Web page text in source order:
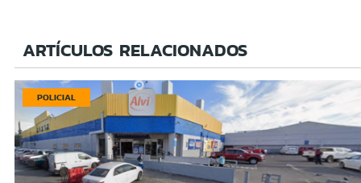
ARTÍCULOS RELACIONADOS
POLICIAL